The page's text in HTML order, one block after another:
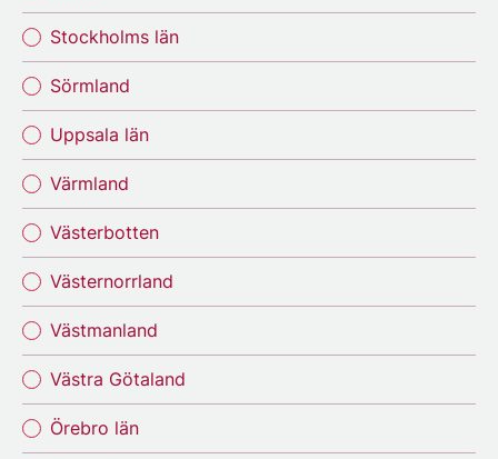
Stockholms län
Sörmland
Uppsala län
Värmland
Västerbotten
Västernorrland
Västmanland
Västra Götaland
Örebro län